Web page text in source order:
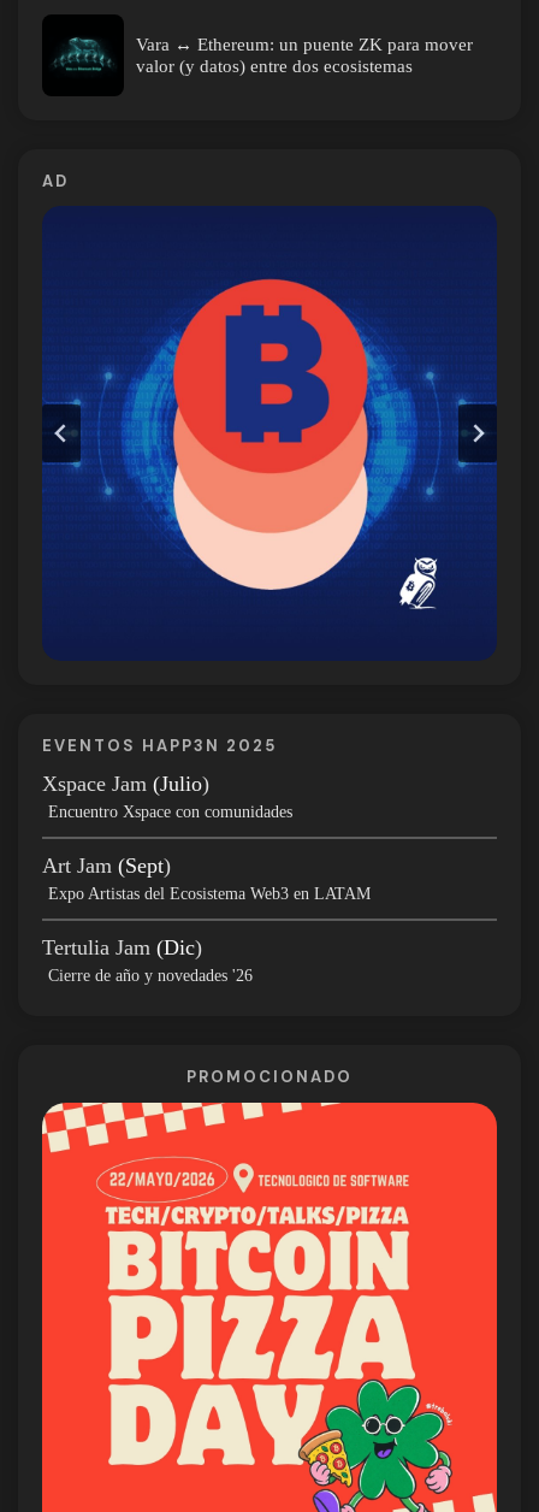
Vara ↔ Ethereum: un puente ZK para mover
valor (y datos) entre dos ecosistemas
AD
EVENTOS HAPP3N 2025
Xspace Jam (Julio)
Encuentro Xspace con comunidades
Art Jam (Sept)
Expo Artistas del Ecosistema Web3 en LATAM
Tertulia Jam (Dic)
Cierre de año y novedades '26
PROMOCIONADO